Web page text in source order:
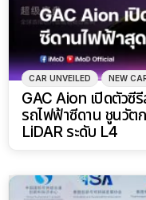
CAR UNVEILED NEW
GAC Aion เปิดตัวซี
รถไฟฟ้าซีดาน ชูนวัต
LiDAR ระดับ L4